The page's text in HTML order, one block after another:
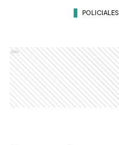
POLICIALES
Ads